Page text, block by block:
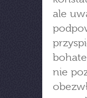
ale
nie